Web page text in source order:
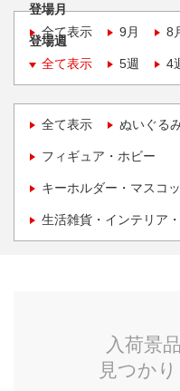
登場月
全て表示
9月 8
登場週
全て表示
5週 4
全て表示 ぬいぐる
フィギュア・ホビー
キーホルダー・マスコ
生活雑貨・インテリア